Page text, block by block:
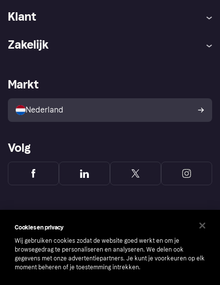
Klant
Winkeloverzicht
Kopersbescherming voor
consumenten
Zakelijk
Zakelijke login
Markt
Nederland
Volg
Cookies en privacy
Wij gebruiken cookies zodat de website goed werkt en om je
browsegedrag te personaliseren en analyseren. We delen ook
gegevens met onze advertentiepartners. Je kunt je voorkeuren op elk
moment beheren of je toestemming intrekken.